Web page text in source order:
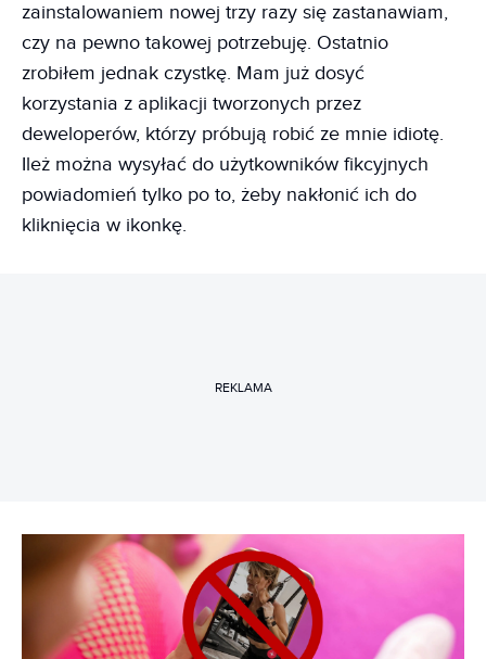
zainstalowaniem nowej trzy razy się zastanawiam,
czy na pewno takowej potrzebuję. Ostatnio
zrobiłem jednak czystkę. Mam już dosyć
korzystania z aplikacji tworzonych przez
deweloperów, którzy próbują robić ze mnie idiotę.
Ileż można wysyłać do użytkowników fikcyjnych
powiadomień tylko po to, żeby nakłonić ich do
kliknięcia w ikonkę.
REKLAMA